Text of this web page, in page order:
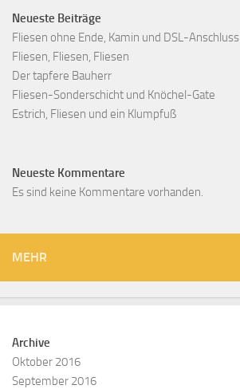
Neueste Beiträge
Fliesen ohne Ende, Kamin und DSL-Anschluss
Fliesen, Fliesen, Fliesen
Der tapfere Bauherr
Fliesen-Sonderschicht und Knöchel-Gate
Estrich, Fliesen und ein Klumpfuß
Neueste Kommentare
Es sind keine Kommentare vorhanden.
MEHR
Archive
Oktober 2016
September 2016